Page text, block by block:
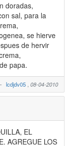
doradas,
sal, para la
se hierve
de hervir
papa.
lcdjdv05 08-04-2010
EL
AGREGUE LOS